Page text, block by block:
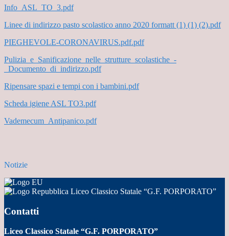
Info_ASL_TO_3.pdf
Linee di indirizzo pasto scolastico anno 2020 formatt (1) (1) (2).pdf
PIEGHEVOLE-CORONAVIRUS.pdf.pdf
Pulizia_e_Sanificazione_nelle_strutture_scolastiche_-
_Documento_di_indirizzo.pdf
Ripensare spazi e tempi con i bambini.pdf
Scheda igiene ASL TO3.pdf
Vademecum_Antipanico.pdf
Notizie
Liceo Classico Statale “G.F. PORPORATO”
Contatti
Liceo Classico Statale “G.F. PORPORATO”